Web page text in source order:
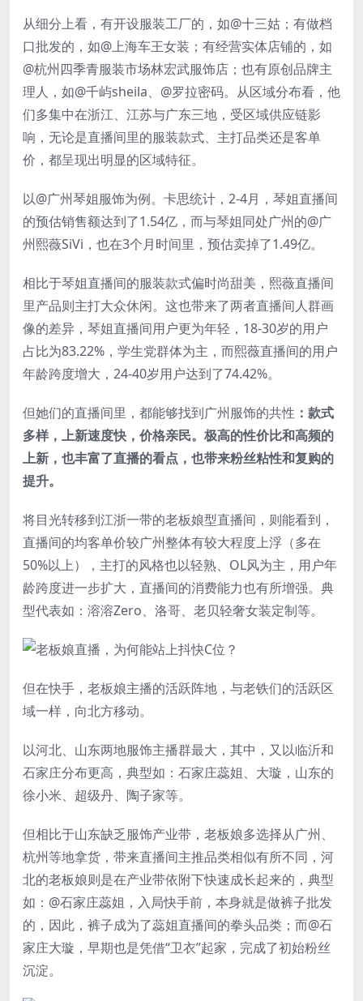
从细分上看，有开设服装工厂的，如@十三姑；有做档
口批发的，如@上海车王女装；有经营实体店铺的，如
@杭州四季青服装市场林宏武服饰店；也有原创品牌主
理人，如@千屿sheila、@罗拉密码。从区域分布看，他
们多集中在浙江、江苏与广东三地，受区域供应链影
响，无论是直播间里的服装款式、主打品类还是客单
价，都呈现出明显的区域特征。
以@广州琴姐服饰为例。卡思统计，2-4月，琴姐直播间
的预估销售额达到了1.54亿，而与琴姐同处广州的@广
州熙薇SiVi，也在3个月时间里，预估卖掉了1.49亿。
相比于琴姐直播间的服装款式偏时尚甜美，熙薇直播间
里产品则主打大众休闲。这也带来了两者直播间人群画
像的差异，琴姐直播间用户更为年轻，18-30岁的用户
占比为83.22%，学生党群体为主，而熙薇直播间的用户
年龄跨度增大，24-40岁用户达到了74.42%。
但她们的直播间里，都能够找到广州服饰的共性 ：款式
多样，上新速度快，价格亲民。极高的性价比和高频的
上新，也丰富了直播的看点，也带来粉丝粘性和复购的
提升。
将目光转移到江浙一带的老板娘型直播间，则能看到，
直播间的均客单价较广州整体有较大程度上浮（多在
50%以上），主打的风格也以轻熟、OL风为主，用户年
龄跨度进一步扩大，直播间的消费能力也有所增强。典
型代表如：溶溶Zero、洛哥、老贝轻奢女装定制等。
但在快手，老板娘主播的活跃阵地，与老铁们的活跃区
域一样，向北方移动。
以河北、山东两地服饰主播群最大，其中，又以临沂和
石家庄分布更高，典型如：石家庄蕊姐、大璇，山东的
徐小米、超级丹、陶子家等。
但相比于山东缺乏服饰产业带，老板娘多选择从广州、
杭州等地拿货，带来直播间主推品类相似有所不同，河
北的老板娘则是在产业带依附下快速成长起来的，典型
如：@石家庄蕊姐，入局快手前，本身就是做裤子批发
的，因此，裤子成为了蕊姐直播间的拳头品类；而@石
家庄大璇，早期也是凭借“卫衣”起家，完成了初始粉丝
沉淀。